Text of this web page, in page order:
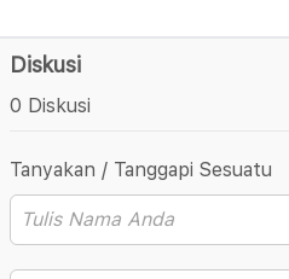
Diskusi
0 Diskusi
Tanyakan / Tanggapi Sesuatu